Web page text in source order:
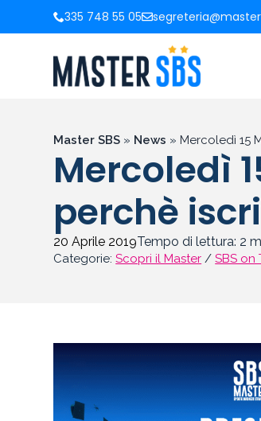
335 748 55 05
Master SBS » News » Mercoledì 15
Mercoledì
perchè
20 Aprile 2019Tempo di lettura: 2
Categorie:Scopri il Master /SBS on